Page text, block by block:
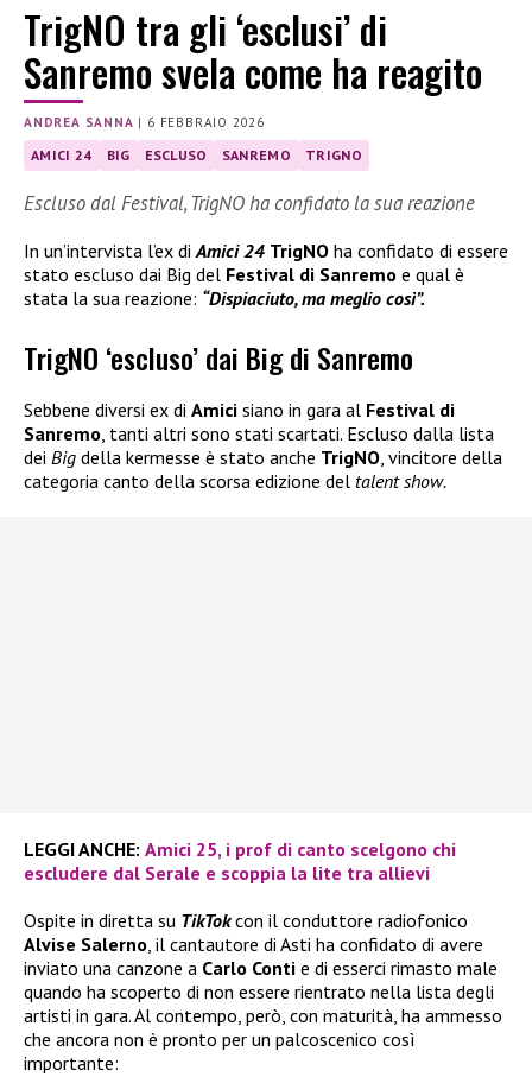
TrigNO tra gli ‘esclusi’ di
Sanremo svela come ha reagito
ANDREA SANNA | 6 FEBBRAIO 2026
AMICI 24 BIG ESCLUSO SANREMO TRIGNO
Escluso dal Festival, TrigNO ha confidato la sua reazione
In un’intervista l’ex di Amici 24 TrigNO ha confidato di essere
stato escluso dai Big del Festival di Sanremo e qual è
stata la sua reazione: “Dispiaciuto, ma meglio così”.
TrigNO ‘escluso’ dai Big di Sanremo
Sebbene diversi ex di Amici siano in gara al Festival di
Sanremo, tanti altri sono stati scartati. Escluso dalla lista
dei Big della kermesse è stato anche TrigNO, vincitore della
categoria canto della scorsa edizione del talent show.
LEGGI ANCHE: Amici 25, i prof di canto scelgono chi
escludere dal Serale e scoppia la lite tra allievi
Ospite in diretta su TikTokcon il conduttore radiofonico
Alvise Salerno, il cantautore di Asti ha confidato di avere
inviato una canzone a Carlo Conti e di esserci rimasto male
quando ha scoperto di non essere rientrato nella lista degli
artisti in gara. Al contempo, però, con maturità, ha ammesso
che ancora non è pronto per un palcoscenico così
importante: